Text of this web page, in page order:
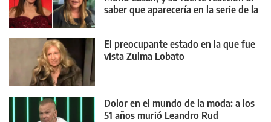
saber que aparecería en la serie de la
El preocupante estado en la que fue
vista Zulma Lobato
Dolor en el mundo de la moda: a los
51 años murió Leandro Rud